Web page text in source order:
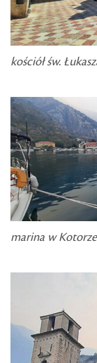
kościół św.
marina w Kotorze